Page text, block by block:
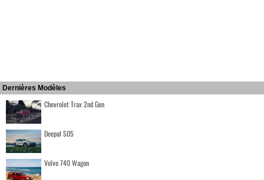
Dernières Modèles
Chevrolet Trax 2nd Gen
Deepal S05
Volvo 740 Wagon